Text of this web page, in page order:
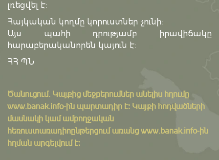
լռեցվել է:
Հայկական կողմը կորուստներ չունի:
Այս պահի դրությամբ իրավիճակը
հարաբերականորեն կայուն է:
ՀՀ ՊՆ
Ծանուցում․ Կայքից մեջբերումներ անելիս հղումը
www.banak.info-ին պարտադիր է: Կայքի հոդվածների
մասնակի կամ ամբողջական
հեռուստառադիոընթերցում առանց www.banak.info-ին
հղման արգելվում է: